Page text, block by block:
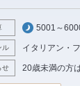
5001～
ル イタリアン・
せ 20歳未満の方